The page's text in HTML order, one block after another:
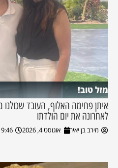
מזל טוב!
איתן פחימה האלוף, העובד
לאחרונה את יום הולדתו
מירב בן יאיר אוגוסט 4, 2026 9:46 pm